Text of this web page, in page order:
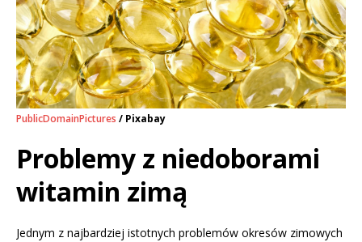
PublicDomainPictures / Pixabay
Problemy z niedoborami
witamin zimą
Jednym z najbardziej istotnych problemów okresów zimowych